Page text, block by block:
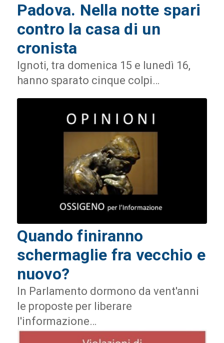
Padova. Nella notte spari
contro la casa di un
cronista
Ignoti, tra domenica 15 e lunedì 16,
hanno sparato cinque colpi…
Quando finiranno
schermaglie fra vecchio e
nuovo?
In Parlamento dormono da vent'anni
le proposte per liberare
l'informazione…